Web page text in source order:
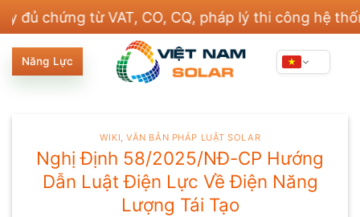
qua
nội
dung
từ VAT, CO, CQ, pháp lý thi công hệ thống
Năng Lực
WIKI ,VĂN BẢN PHÁP LUẬT SOLAR
Nghị Định 58/2025/NĐ-CP Hướng
Dẫn Luật Điện Lực Về Điện Năng
Lượng Tái Tạo